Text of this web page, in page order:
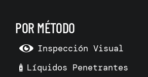
POR MÉTODO
Inspección Visual
Líquidos Penetrantes